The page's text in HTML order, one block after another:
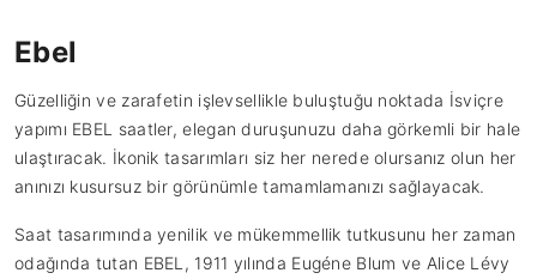
Ebel
Güzelliğin ve zarafetin işlevsellikle buluştuğu noktada İsviçre
yapımı EBEL saatler, elegan duruşunuzu daha görkemli bir hale
ulaştıracak. İkonik tasarımları siz her nerede olursanız olun her
anınızı kusursuz bir görünümle tamamlamanızı sağlayacak.
Saat tasarımında yenilik ve mükemmellik tutkusunu her zaman
odağında tutan EBEL, 1911 yılında Eugéne Blum ve Alice Lévy